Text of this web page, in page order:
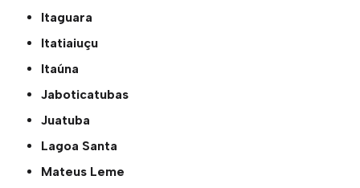
Itaguara
Itatiaiuçu
Itaúna
Jaboticatubas
Juatuba
Lagoa Santa
Mateus Leme